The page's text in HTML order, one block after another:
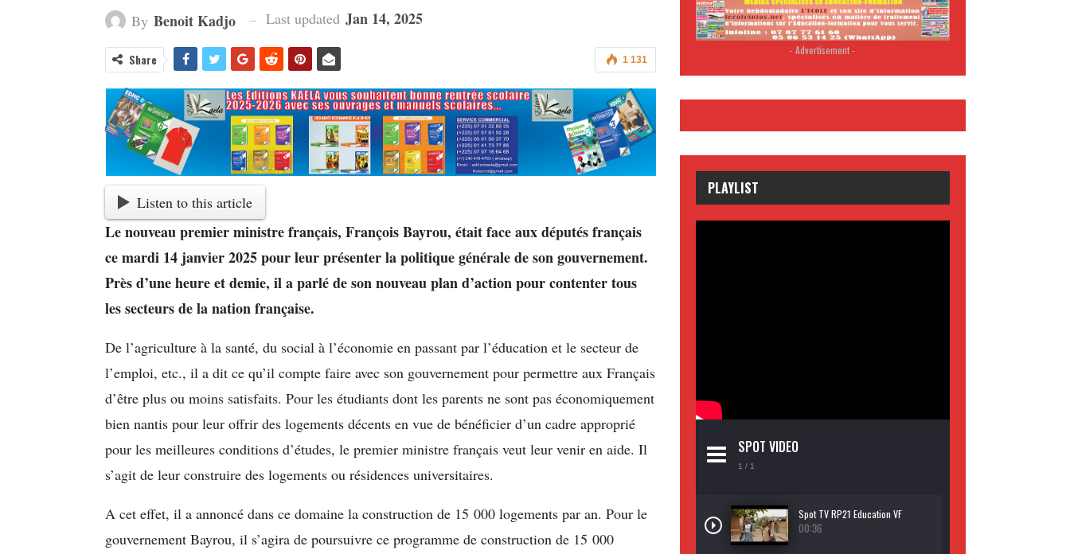
By Benoit Kadjo Last updated Jan 14, 2025
1 131
Share
Listen to this article
Le nouveau premier ministre français, François Bayrou, était face aux députés français
ce mardi 14 janvier 2025 pour leur présenter la politique générale de son gouvernement.
Près d’une heure et demie, il a parlé de son nouveau plan d’action pour contenter tous
les secteurs de la nation française.
De l’agriculture à la santé, du social à l’économie en passant par l’éducation et le secteur de
l’emploi, etc., il a dit ce qu’il compte faire avec son gouvernement pour permettre aux Français
d’être plus ou moins satisfaits. Pour les étudiants dont les parents ne sont pas économiquement
bien nantis pour leur offrir des logements décents en vue de bénéficier d’un cadre approprié
pour les meilleures conditions d’études, le premier ministre français veut leur venir en aide. Il
s’agit de leur construire des logements ou résidences universitaires.
A cet effet, il a annoncé dans ce domaine la construction de 15 000 logements par an. Pour le
gouvernement Bayrou, il s’agira de poursuivre ce programme de construction de 15 000
- Advertisement -
PLAYLIST
SPOT VIDEO
1 / 1
Spot TV RP21 Education VF
00:36